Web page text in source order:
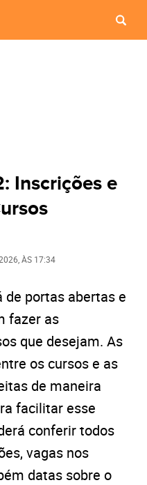
Inscrições e
, ÀS 17:34
de portas abertas e
fazer as
que desejam. As
os cursos e as
de maneira
facilitar esse
conferir todos
vagas nos
datas sobre o